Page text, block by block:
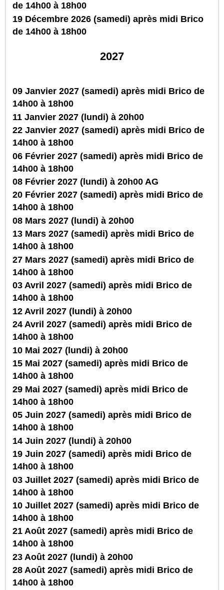
de 14h00 à 18h00
19 Décembre 2026 (samedi) après midi Brico
de 14h00 à 18h00
2027
09 Janvier 2027 (samedi) après midi Brico de
14h00 à 18h00
11 Janvier 2027 (lundi) à 20h00
22 Janvier 2027 (samedi) après midi Brico de
14h00 à 18h00
06 Février 2027 (samedi) après midi Brico de
14h00 à 18h00
08 Février 2027 (lundi) à 20h00 AG
20 Février 2027 (samedi) après midi Brico de
14h00 à 18h00
08 Mars 2027 (lundi) à 20h00
13 Mars 2027 (samedi) après midi Brico de
14h00 à 18h00
27 Mars 2027 (samedi) après midi Brico de
14h00 à 18h00
03 Avril 2027 (samedi) après midi Brico de
14h00 à 18h00
12 Avril 2027 (lundi) à 20h00
24 Avril 2027 (samedi) après midi Brico de
14h00 à 18h00
10 Mai 2027 (lundi) à 20h00
15 Mai 2027 (samedi) après midi Brico de
14h00 à 18h00
29 Mai 2027 (samedi) après midi Brico de
14h00 à 18h00
05 Juin 2027 (samedi) après midi Brico de
14h00 à 18h00
14 Juin 2027 (lundi) à 20h00
19 Juin 2027 (samedi) après midi Brico de
14h00 à 18h00
03 Juillet 2027 (samedi) après midi Brico de
14h00 à 18h00
10 Juillet 2027 (samedi) après midi Brico de
14h00 à 18h00
21 Août 2027 (samedi) après midi Brico de
14h00 à 18h00
23 Août 2027 (lundi) à 20h00
28 Août 2027 (samedi) après midi Brico de
14h00 à 18h00